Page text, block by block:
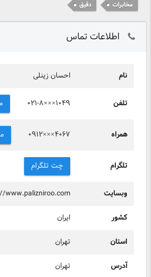
مخابرات دقیق
اطلاعات تماس
نام احسان زینلی
تلفن ۰۲۱-۸×××۱۰۴۹
همراه ۰۹۱۲×××۴۰۶۷
تلگرام چت تلگرام
وبسایت www.palizniroo.com
کشور ایران
استان تهران
آدرس تهران